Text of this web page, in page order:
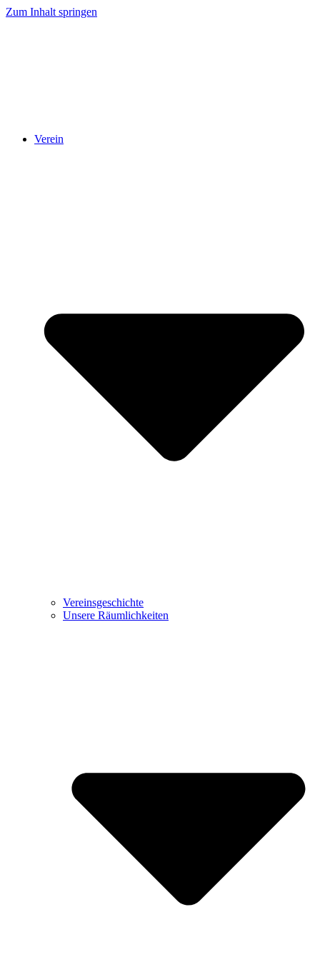
Zum Inhalt springen
Verein
Vereinsgeschichte
Unsere Räumlichkeiten